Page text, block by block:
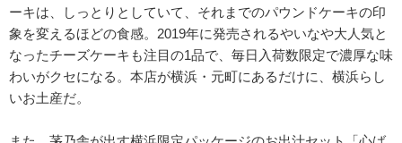
ーキは、しっとりとしていて、それまでのパウンドケーキの印
象を変えるほどの食感。2019年に発売されるやいなや大人気と
なったチーズケーキも注目の1品で、毎日入荷数限定で濃厚な味
わいがクセになる。本店が横浜・元町にあるだけに、横浜らし
いお土産だ。